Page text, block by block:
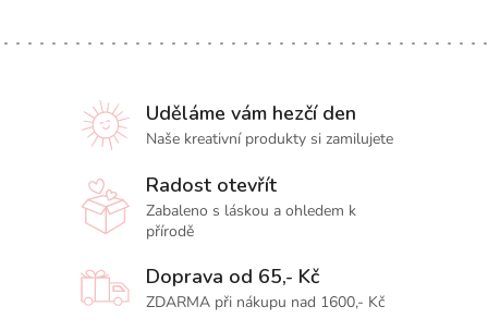
Uděláme vám hezčí den
Naše kreativní produkty si zamilujete
Radost otevřít
Zabaleno s láskou a ohledem k
přírodě
Doprava od 65,- Kč
ZDARMA při nákupu nad 1600,- Kč